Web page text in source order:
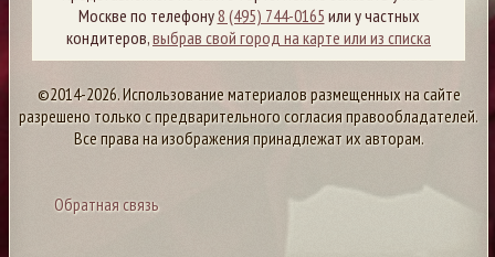
Москве по телефону8 (495) 744-0165 или у частных
кондитеров,выбрав свой город на карте или из списка
©2014-2026. Использование материалов размещенных на сайте
разрешено только с предварительного согласия правообладателей.
Все права на изображения принадлежат их авторам.
Обратная связь